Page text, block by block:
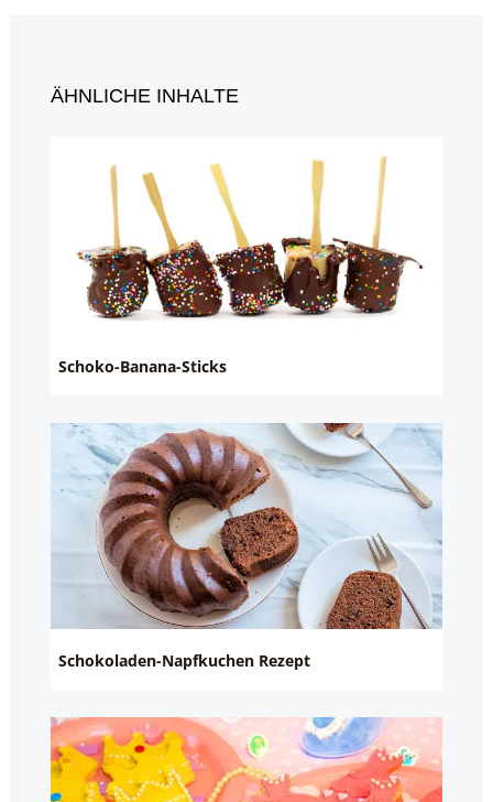
ÄHNLICHE INHALTE
Schoko-Banana-Sticks
Schokoladen-Napfkuchen Rezept